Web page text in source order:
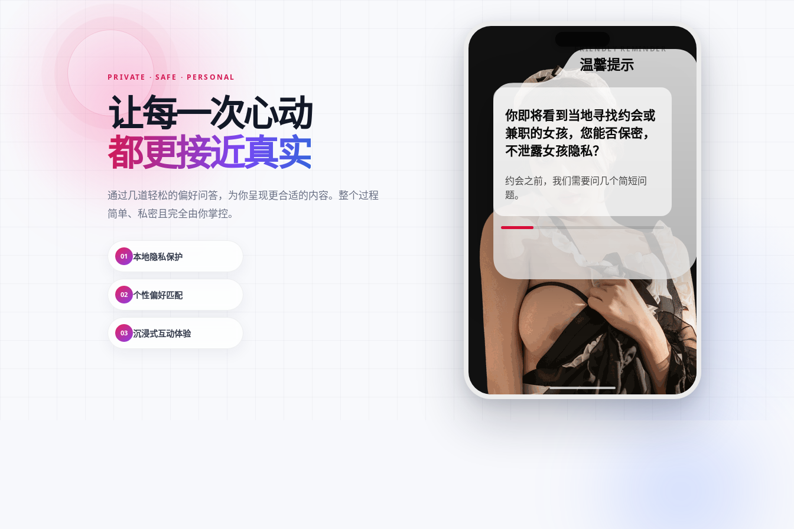
PRIVATE · SAFE · PERSONAL
让每一次心动
都更接近真实
通过几道轻松的偏好问答，为你呈现更合适的内容。整个过程
简单、私密且完全由你掌控。
01 本地隐私保护
02 个性偏好匹配
03 沉浸式互动体验
FRIENDLY REMINDER
温馨提示
你即将看到当地寻找约会或
兼职的女孩，您能否保密，
不泄露女孩隐私？
约会之前，我们需要问几个简短问
题。